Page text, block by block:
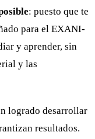
: puesto que te
para el EXANI-
y aprender, sin
y las
logrado desarrollar
resultados.